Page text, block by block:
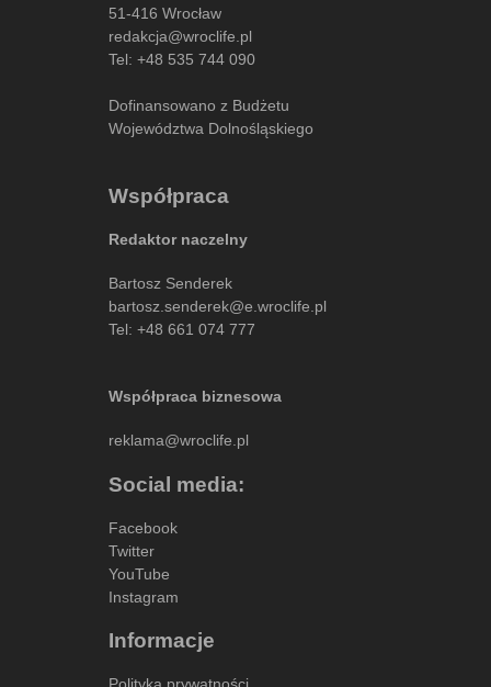
51-416 Wrocław
redakcja@wroclife.pl
Tel: +48 535 744 090
Dofinansowano z Budżetu
Województwa Dolnośląskiego
Współpraca
Redaktor naczelny
Bartosz Senderek
bartosz.senderek@e.wroclife.pl
Tel: +48 661 074 777
Współpraca biznesowa
reklama@wroclife.pl
Social media:
Facebook
Twitter
YouTube
Instagram
Informacje